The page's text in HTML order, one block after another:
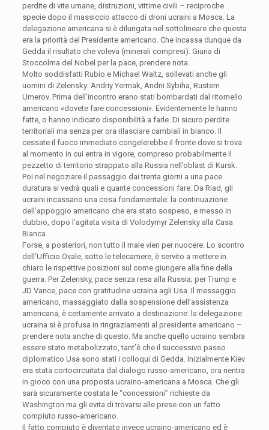
perdite di vite umane, distruzioni, vittime civili – reciproche
specie dopo il massiccio attacco di droni ucraini a Mosca. La
delegazione americana si è dilungata nel sottolineare che questa
era la priorità del Presidente americano. Che incassa dunque da
Gedda il risultato che voleva (minerali compresi). Giuria di
Stoccolma del Nobel per la pace, prendere nota.
Molto soddisfatti Rubio e Michael Waltz, sollevati anche gli
uomini di Zelensky: Andriy Yermak, Andrii Sybiha, Rustem
Umerov. Prima dell’incontro erano stati bombardati dal ritornello
americano «dovete fare concessioni». Evidentemente le hanno
fatte, o hanno indicato disponibilità a farle. Di sicuro perdite
territoriali ma senza per ora rilasciare cambiali in bianco. Il
cessate il fuoco immediato congelerebbe il fronte dove si trova
al momento in cui entra in vigore, compreso probabilmente il
pezzetto di territorio strappato alla Russia nell’oblast di Kursk.
Poi nel negoziare il passaggio dai trenta giorni a una pace
duratura si vedrà quali e quante concessioni fare. Da Riad, gli
ucraini incassano una cosa fondamentale: la continuazione
dell’appoggio americano che era stato sospeso, e messo in
dubbio, dopo l’agitata visita di Volodymyr Zelensky alla Casa
Bianca.
Forse, a posteriori, non tutto il male vien per nuocere. Lo scontro
dell’Ufficio Ovale, sotto le telecamere, è servito a mettere in
chiaro le rispettive posizioni sul come giungere alla fine della
guerra. Per Zelensky, pace senza resa alla Russia; per Trump e
JD Vance, pace con gratitudine ucraina agli Usa. Il messaggio
americano, massaggiato dalla sospensione dell’assistenza
americana, è certamente arrivato a destinazione: la delegazione
ucraina si è profusa in ringraziamenti al presidente americano –
prendere nota anche di questo. Ma anche quello ucraino sembra
essere stato metabolizzato, tant’è che il successivo passo
diplomatico Usa sono stati i colloqui di Gedda. Inizialmente Kiev
era stata cortocircuitata dal dialogo russo-americano, ora rientra
in gioco con una proposta ucraino-americana a Mosca. Che gli
sarà sicuramente costata le “concessioni” richieste da
Washington ma gli evita di trovarsi alle prese con un fatto
compiuto russo-americano.
Il fatto compiuto è diventato invece ucraino-americano ed è